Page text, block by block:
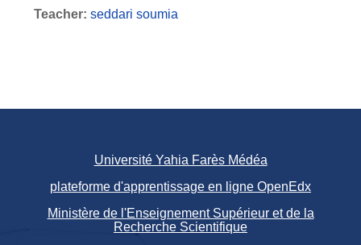
Teacher: seddari soumia
Université Yahia Farès Médéa
plateforme d'apprentissage en ligne OpenEdx
Ministère de l'Enseignement Supérieur et de la
Recherche Scientifique